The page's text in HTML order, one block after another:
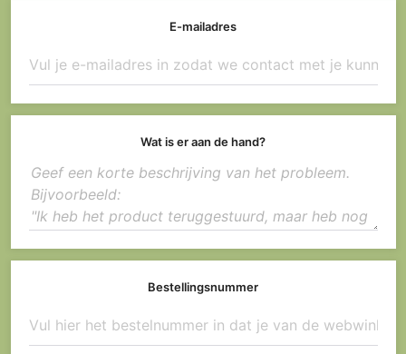
E-mailadres
Wat is er aan de hand?
Bestellingsnummer